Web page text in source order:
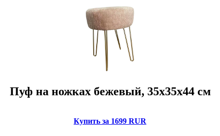
Пуф на ножках бежевый, 35х35х44 см
Купить за 1699 RUR